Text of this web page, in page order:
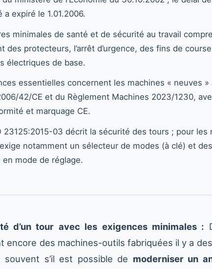
a expiré le 1.01.2006.
minimales de santé et de sécurité au travail
des protecteurs, l’arrêt d’urgence, des fins de
électriques de base.
essentielles concernent les machines « neuves
42/CE et du Règlement Machines 2023/1230,
et marquage CE.
23125:2015-03 décrit la sécurité des tours ; pour les
notamment un sélecteur de modes (à clé) et
mode de réglage.
d’un tour avec les exigences minimales :
encore des machines-outils fabriquées il y a
souvent s’il est possible de moderniser un